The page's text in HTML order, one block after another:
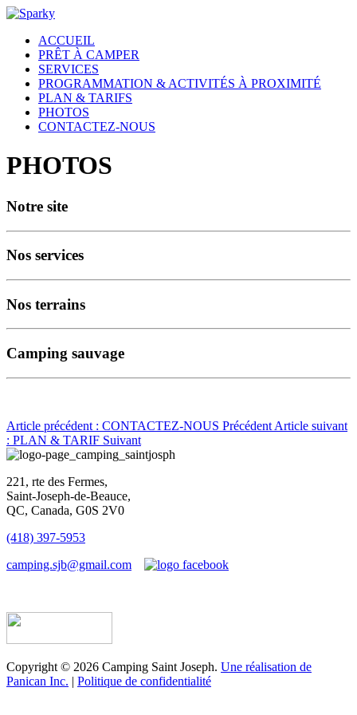
ACCUEIL
PRÊT À CAMPER
SERVICES
PROGRAMMATION & ACTIVITÉS À PROXIMITÉ
PLAN & TARIFS
PHOTOS
CONTACTEZ-NOUS
PHOTOS
Notre site
Nos services
Nos terrains
Camping sauvage
Article précédent : CONTACTEZ-NOUS Précédent Article suivant
: PLAN & TARIF Suivant
221, rte des Fermes,
Saint-Joseph-de-Beauce,
QC, Canada, G0S 2V0
(418) 397-5953
camping.sjb@gmail.com
Copyright © 2026 Camping Saint Joseph. Une réalisation de
Panican Inc. | Politique de confidentialité